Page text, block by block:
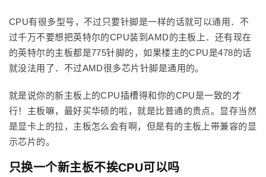
CPU有很多型号，不过只要针脚是一样的话就可以通用．不
过千万不要想把英特尔的CPU装到AMD的主板上．还有现在
的英特尔的主板都是775针脚的，如果楼主的CPU是478的话
就没法用了．不过AMD很多芯片针脚是通用的。
就是说你的新主板上的CPU插槽得和你的CPU是一致的才
行！主板嘛，最好买华硕的啦，就是比普通的贵点。显存当然
是显卡上的拉，主板怎么会有啊，但是有的主板上带兼容的显
示芯片的。
只换一个新主板不挨CPU可以吗